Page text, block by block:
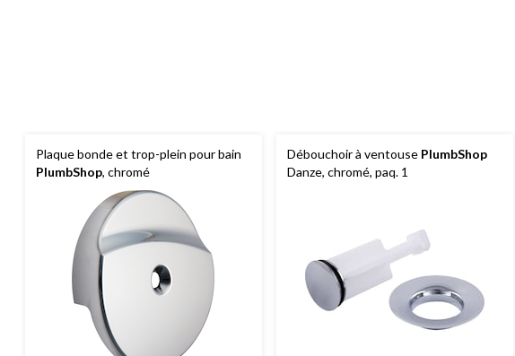
Plaque bonde et trop-plein pour bain
PlumbShop, chromé
Débouchoir à ventouse PlumbShop
Danze, chromé, paq. 1